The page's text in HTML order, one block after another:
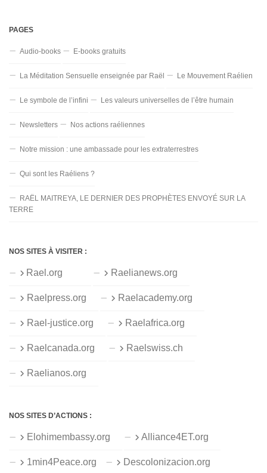
PAGES
Audio-books E-books gratuits
La Méditation Sensuelle enseignée par Raël Le Mouvement Raélien
Le symbole de l’infini Les valeurs universelles de l’être humain
Newsletters Nos actions raéliennes
Notre mission : une ambassade pour les extraterrestres
Qui sont les Raéliens ?
RAËL MAITREYA, LE DERNIER DES PROPHÈTES ENVOYÉ SUR LA
TERRE
NOS SITES À VISITER :
Rael.org Raelianews.org
Raelpress.org Raelacademy.org
Rael-justice.org Raelafrica.org
Raelcanada.org Raelswiss.ch
Raelianos.org
NOS SITES D’ACTIONS :
Elohimembassy.org Alliance4ET.org
1min4Peace.org Descolonizacion.org